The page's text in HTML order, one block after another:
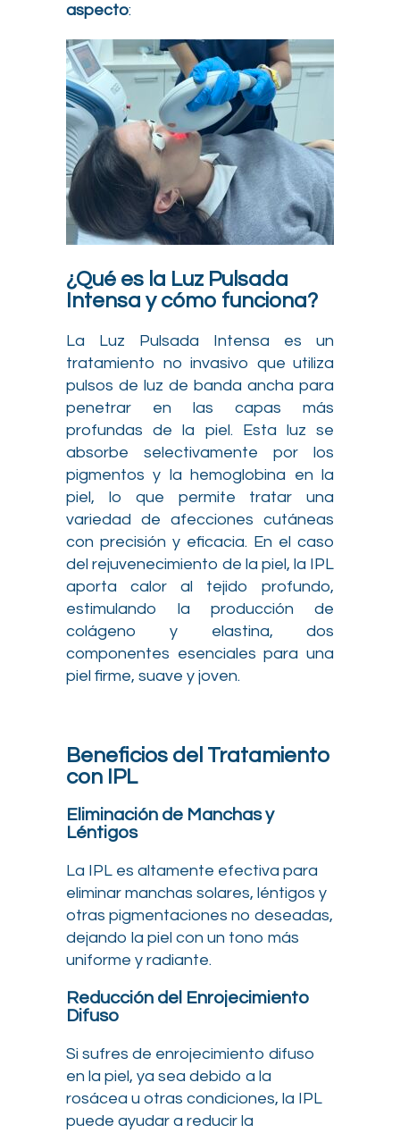
aspecto:
¿Qué es la Luz Pulsada
Intensa y cómo funciona?
La Luz Pulsada Intensa es un
tratamiento no invasivo que utiliza
pulsos de luz de banda ancha para
penetrar en las capas más
profundas de la piel. Esta luz se
absorbe selectivamente por los
pigmentos y la hemoglobina en la
piel, lo que permite tratar una
variedad de afecciones cutáneas
con precisión y eficacia. En el caso
del rejuvenecimiento de la piel, la IPL
aporta calor al tejido profundo,
estimulando la producción de
colágeno y elastina, dos
componentes esenciales para una
piel firme, suave y joven.
Beneficios del Tratamiento
con IPL
Eliminación de Manchas y
Léntigos
La IPL es altamente efectiva para
eliminar manchas solares, léntigos y
otras pigmentaciones no deseadas,
dejando la piel con un tono más
uniforme y radiante.
Reducción del Enrojecimiento
Difuso
Si sufres de enrojecimiento difuso
en la piel, ya sea debido a la
rosácea u otras condiciones, la IPL
puede ayudar a reducir la